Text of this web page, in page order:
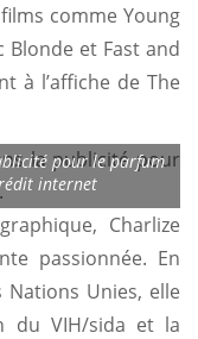
comme Young
Blonde et Fast and
à l’affiche de The
pour le parfum
internet
Charlize
passionnée. En
Unies, elle
du VIH/sida et la